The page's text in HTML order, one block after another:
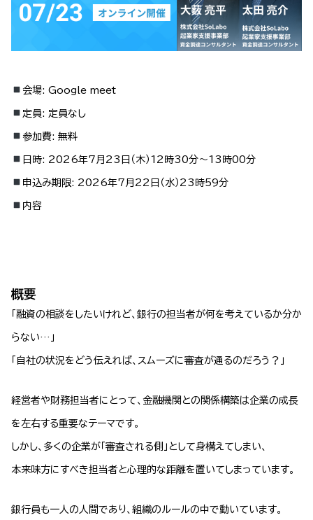
会場: Google meet
定員: 定員なし
参加費: 無料
日時: 2026年7月23日（木）12時30分～13時00分
申込み期限: 2026年7月22日（水）23時59分
内容
概要
「融資の相談をしたいけれど、銀行の担当者が何を考えているか分か
らない…」
「自社の状況をどう伝えれば、スムーズに審査が通るのだろう？」
経営者や財務担当者にとって、金融機関との関係構築は企業の成長
を左右する重要なテーマです。
しかし、多くの企業が「審査される側」として身構えてしまい、
本来味方にすべき担当者と心理的な距離を置いてしまっています。
銀行員も一人の人間であり、組織のルールの中で動いています。